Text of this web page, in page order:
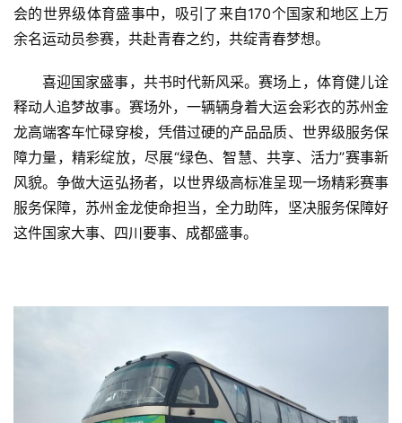
会的世界级体育盛事中，吸引了来自170个国家和地区上万
余名运动员参赛，共赴青春之约，共绽青春梦想。
喜迎国家盛事，共书时代新风采。赛场上，体育健儿诠
释动人追梦故事。赛场外，一辆辆身着大运会彩衣的苏州金
龙高端客车忙碌穿梭，凭借过硬的产品品质、世界级服务保
障力量，精彩绽放，尽展“绿色、智慧、共享、活力”赛事新
风貌。争做大运弘扬者，以世界级高标准呈现一场精彩赛事
服务保障，苏州金龙使命担当，全力助阵，坚决服务保障好
这件国家大事、四川要事、成都盛事。